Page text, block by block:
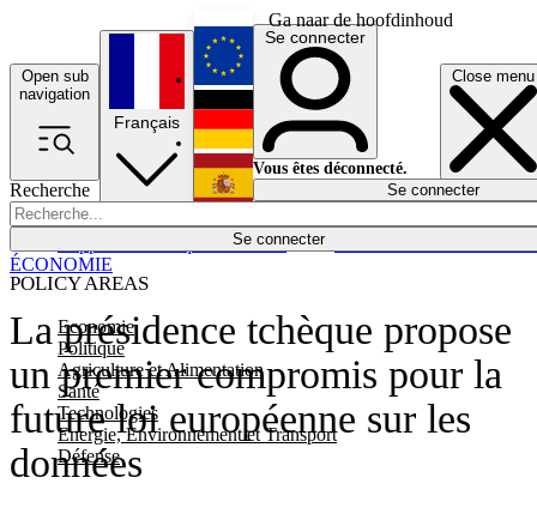
Ga naar de hoofdinhoud
Open sub
navigation
Close menu
Recherche
Se connecter
POLICY AREAS
Economie
Politique
Agriculture et Alimentation
Santé
Technologies
Energie, Environnement et Transport
Défense
Économie
Français
English
Deutsch
Español
Se connecter
Vous êtes déconnecté.
Se connecter
La présidence tchèque propose
un premier compromis pour la
future loi européenne sur les
données
ÉCONOMIE